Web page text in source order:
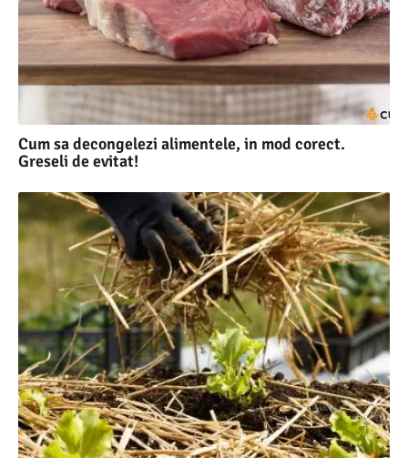
Cum sa decongelezi alimentele, in mod corect.
Greseli de evitat!